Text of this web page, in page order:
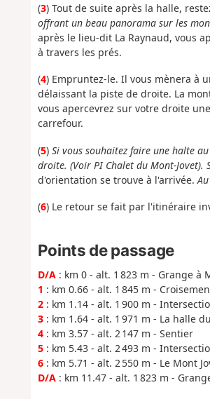
(3) Tout de suite après la halle,
offrant un beau panorama sur les
après le lieu-dit La Raynaud, vous
à travers les prés.
(4) Empruntez-le. Il vous mènera à
délaissant la piste de droite. La
vous apercevrez sur votre droite
carrefour.
(5)Si vous souhaitez faire une halte
droite. (Voir PI Chalet du Mont-Jovet).
d'orientation se trouve à l'arrivée.
(6) Le retour se fait par l'itinéraire
Points de passage
D/A: km 0 - alt. 1 823 m - Grange à
1 : km 0.66 - alt. 1 845 m -
2: km 1.14 - alt. 1 900 m -
3: km 1.64 - alt. 1 971 m - La halle
4: km 3.57 - alt. 2 147 m - Sentier
5: km 5.43 - alt. 2 493 m -
6: km 5.71 - alt. 2 550 m - Le Mont
D/A: km 11.47 - alt. 1 823 m -